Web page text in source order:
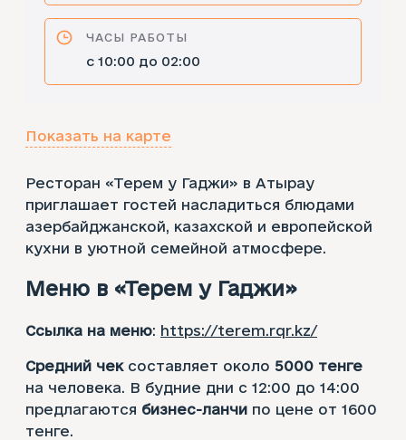
Ресторан «Терем у Гаджи» в Атырау
приглашает гостей насладиться блюдами
азербайджанской, казахской и европейской
кухни в уютной семейной атмосфере.
Меню в «‎Терем у Гаджи»
Ссылка на меню: https://terem.rqr.kz/
Средний чексоставляет около 5000 тенге
на человека. В будние дни с 12:00 до 14:00
предлагаются бизнес-ланчи по цене от 1600
тенге.
ЧАСЫ РАБОТЫ
с 10:00 до 02:00
Показать на карте